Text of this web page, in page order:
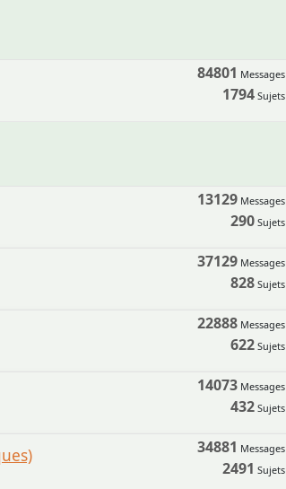
84801 Messages
1794 Sujets
13129 Messages
290 Sujets
37129 Messages
828 Sujets
22888 Messages
622 Sujets
14073 Messages
432 Sujets
34881 Messages
2491 Sujets